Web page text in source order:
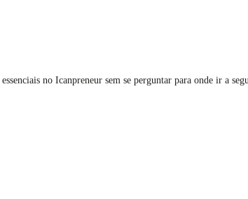
no Icanpreneur sem se perguntar para onde ir a